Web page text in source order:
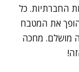
החברתיות. כל
את המטבח
מושלם. מחכה